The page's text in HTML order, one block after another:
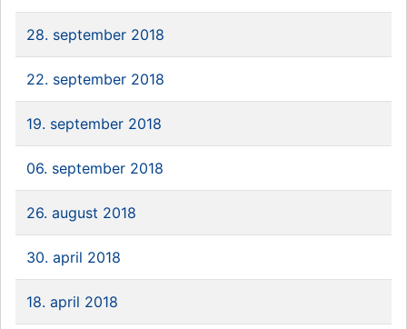
28. september 2018
22. september 2018
19. september 2018
06. september 2018
26. august 2018
30. april 2018
18. april 2018